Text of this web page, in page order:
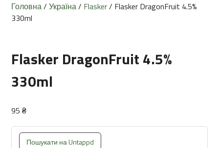
Головна/ Україна/ Flasker/ Flasker DragonFruit 4.5%
330ml
Flasker DragonFruit 4.5%
330ml
95 ₴
Пошукати на Untappd